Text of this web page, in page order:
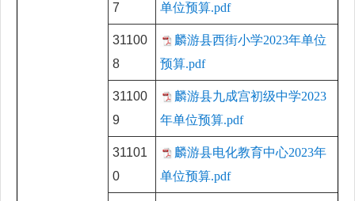
7
单位预算.pdf
31100
8
麟游县西街小学2023年单位
预算.pdf
31100
9
麟游县九成宫初级中学2023
年单位预算.pdf
31101
0
麟游县电化教育中心2023年
单位预算.pdf